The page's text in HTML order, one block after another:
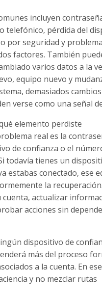
incluyen
telefónico, pérdida del
por seguridad y
factores. También
varios datos a la
equipo nuevo y
demasiados cambios
verse como una señal
elemento perdiste
real es la
de confianza o el
todavía tienes un
estabas conectado, ese
la
actualizar
acciones sin
dispositivo de
más del proceso
a la cuenta. En
y no mezclar rutas